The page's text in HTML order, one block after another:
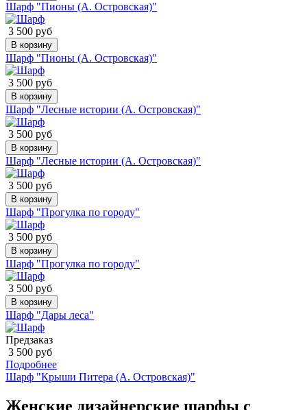
Шарф "Пионы (А. Островская)"
3 500 руб
В корзину
Шарф "Пионы (А. Островская)"
3 500 руб
В корзину
Шарф "Лесные истории (А. Островская)"
3 500 руб
В корзину
Шарф "Лесные истории (А. Островская)"
3 500 руб
В корзину
Шарф "Прогулка по городу"
3 500 руб
В корзину
Шарф "Прогулка по городу"
3 500 руб
В корзину
Шарф "Дары леса"
Предзаказ
3 500 руб
Подробнее
Шарф "Крыши Питера (А. Островская)"
Женские дизайнерские шарфы с